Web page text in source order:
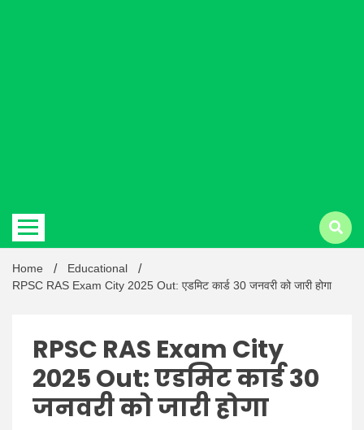
Latest
Hindi
Home
Educational
RPSC RAS Exam City 2025 Out: एडमिट कार्ड 30 जनवरी को जारी होगा
RPSC RAS Exam City
2025 Out: एडमिट कार्ड 30
जनवरी को जारी होगा